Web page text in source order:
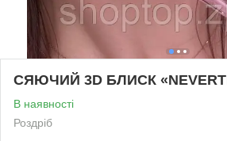
СЯЮЧИЙ 3D БЛИСК
В наявності
Роздріб